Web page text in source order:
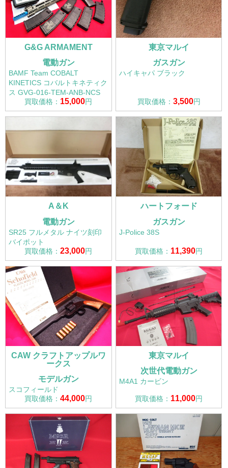
G&G ARMAMENT
電動ガン
BAMF Team COBALT
KINETICS コバルトキネティク
ス GVG-016-TEM-ANB-NCS
買取価格： 15,000円
東京マルイ
ガスガン
ハイキャパ ブラック
買取価格： 3,500円
A＆K
電動ガン
SR25 フルメタル ナイツ刻印
バイポット
買取価格：23,000円
ハートフォード
ガスガン
J-Police 38S
買取価格： 11,390円
CAW クラフトアップルワ
ークス
モデルガン
スコフィールド
買取価格：44,000円
東京マルイ
次世代電動ガン
M4A1 カービン
買取価格： 11,000円